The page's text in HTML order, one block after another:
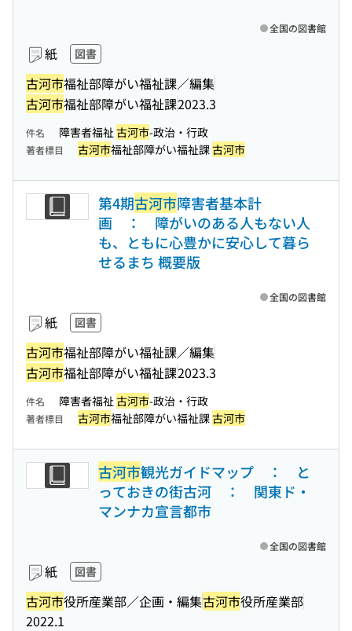
紙 図書
古河市福祉部障がい福祉課／編集
古河市福祉部障がい福祉課2023.3
全国の図書館
件名 障害者福祉 古河市-政治・行政
著者標目 古河市福祉部障がい福祉課古河市
第4期古河市障害者基本計
画 ： 障がいのある人もない人
も、ともに心豊かに安心して暮ら
せるまち 概要版
紙 図書
古河市福祉部障がい福祉課／編集
古河市福祉部障がい福祉課2023.3
全国の図書館
件名 障害者福祉 古河市-政治・行政
著者標目 古河市福祉部障がい福祉課古河市
古河市観光ガイドマップ ： と
っておきの街古河 ： 関東ド・
マンナカ宣言都市
紙 図書
古河市役所産業部／企画・編集古河市役所産業部
2022.1
全国の図書館